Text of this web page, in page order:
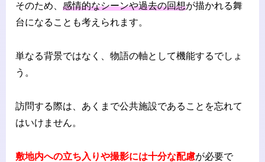
そのため、 感情的なシーンや過去の回想が描かれる舞
台になることも考えられます。
単なる背景ではなく、物語の軸として機能するでしょ
う。
訪問する際は、あくまで公共施設であることを忘れて
はいけません。
敷地内への立ち入りや撮影には十分な配慮が必要で